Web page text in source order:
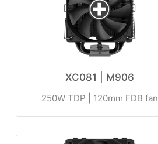
XC081 | M906
250W TDP | 120mm FDB fan